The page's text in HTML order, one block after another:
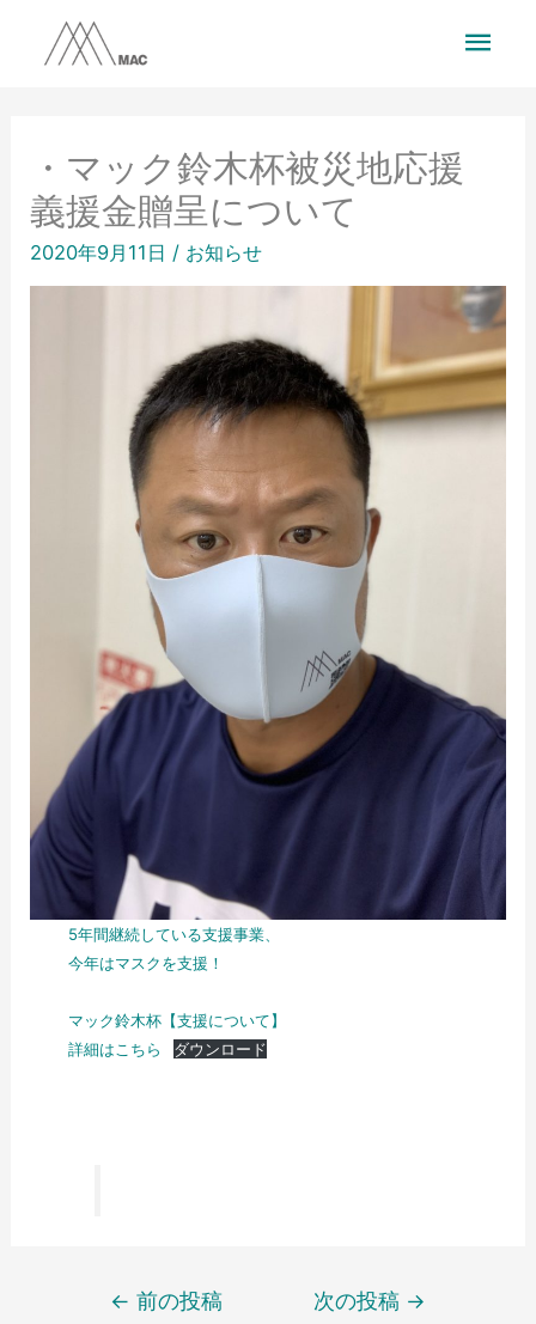
・マック鈴木杯被災地応援
義援金贈呈について
2020年9月11日 / お知らせ
5年間継続している支援事業、
今年はマスクを支援！
マック鈴木杯【支援について】
詳細はこちら
ダウンロード
← 前の投稿 次の投稿 →